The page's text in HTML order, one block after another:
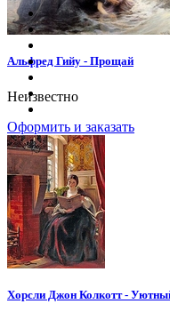
Альфред Гийу - Прощай
Неизвестно
Оформить и заказать
Хорсли Джон Колкотт -